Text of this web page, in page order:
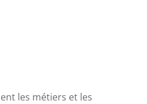
les métiers et les